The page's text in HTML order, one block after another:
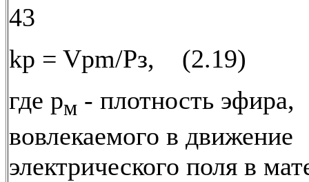
43
kp = Vpm/Рз, (2.19)
где рм - плотность эфира,
вовлекаемого в движение
электрического поля в